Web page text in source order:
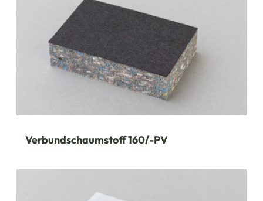
Verbundschaumstoff 160/-PV